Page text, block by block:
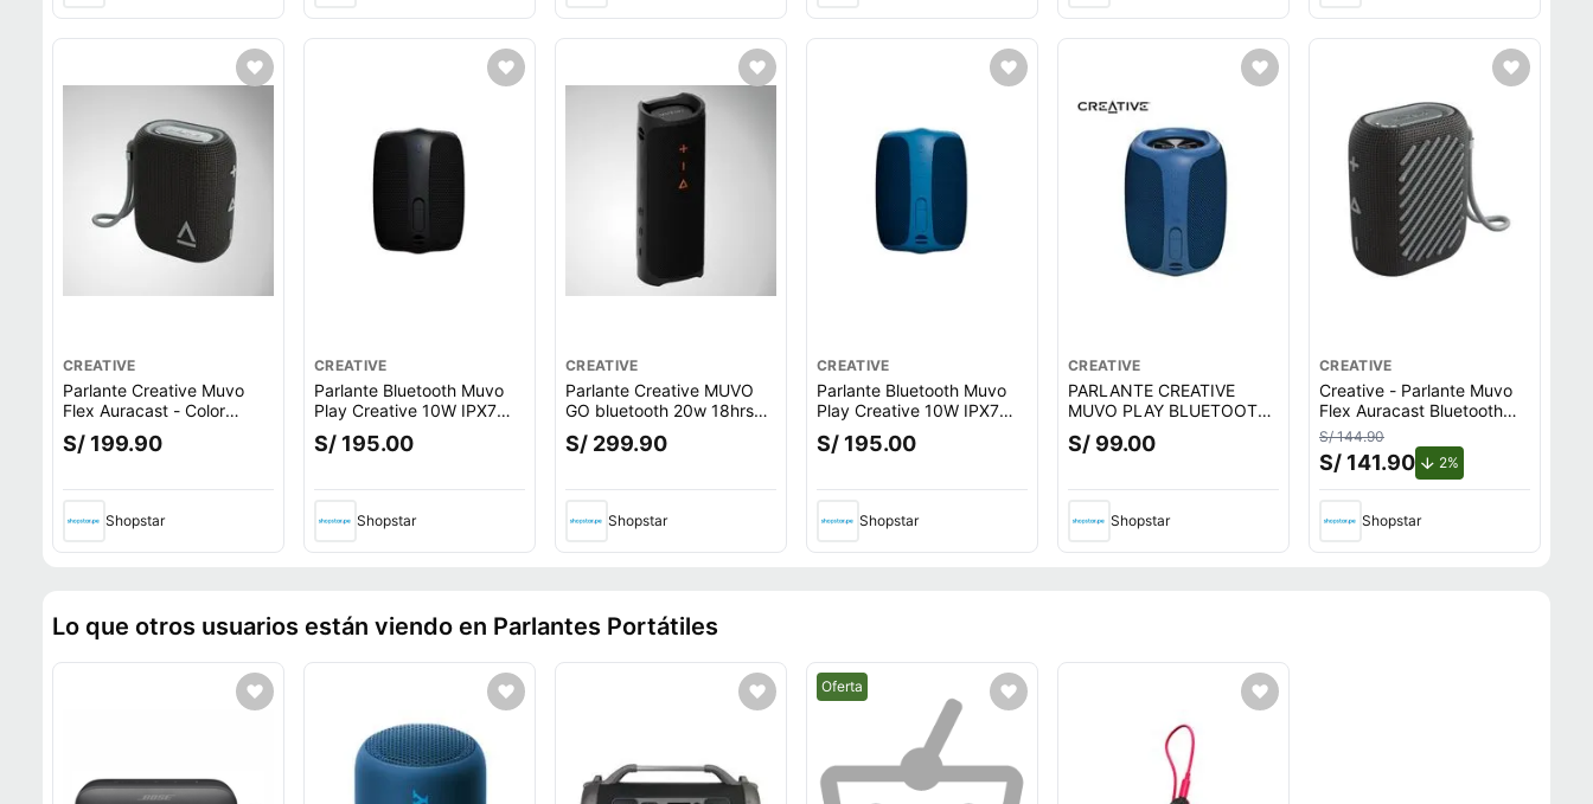
CREATIVE
Parlante Creative Muvo
Flex Auracast - Color
Negro
S/ 199.90
Shopstar
CREATIVE
Parlante Bluetooth Muvo
Play Creative 10W IPX7
Black
S/ 195.00
Shopstar
CREATIVE
Parlante Creative MUVO
GO bluetooth 20w 18hrs
IPX7
S/ 299.90
Shopstar
CREATIVE
Parlante Bluetooth Muvo
Play Creative 10W IPX7
Blue
S/ 195.00
Shopstar
CREATIVE
PARLANTE CREATIVE
MUVO PLAY BLUETOOTH
10W IPX7 BLUE
(51MF8365AA001)
S/ 99.00
Shopstar
CREATIVE
Creative - Parlante Muvo
Flex Auracast Bluetooth
5.3 IP67 - Negro
S/ 144.90
S/ 141.90 2%
Shopstar
Lo que otros usuarios están viendo en Parlantes Portátiles
Mejor precio.
Oferta